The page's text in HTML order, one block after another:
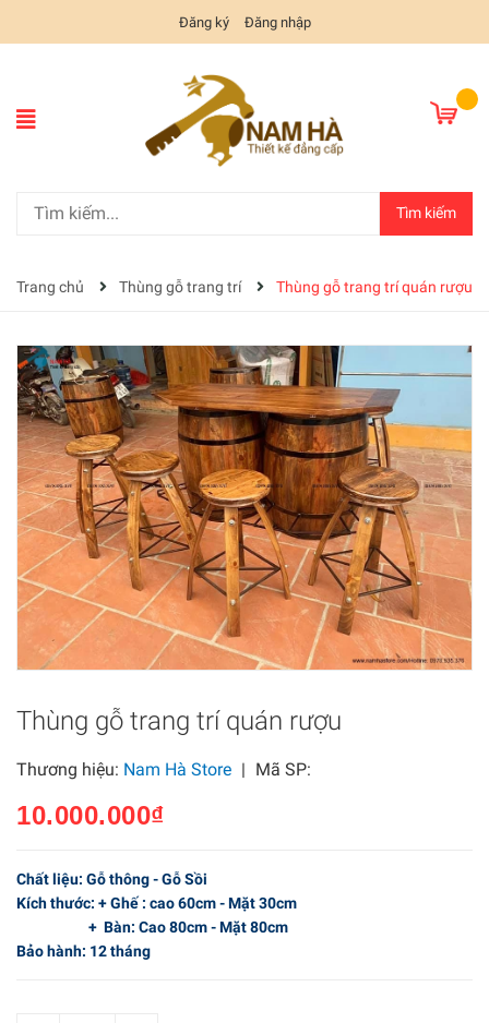
Đăng ký Đăng nhập
Tìm kiếm
Trang chủ Thùng gỗ trang trí Thùng gỗ trang trí quán rượu
Thùng gỗ trang trí quán rượu
Thương hiệu: Nam Hà Store | Mã SP:
10.000.000₫
Chất liệu: Gỗ thông - Gỗ Sồi
Kích thước: + Ghế : cao 60cm - Mặt 30cm
+ Bàn: Cao 80cm - Mặt 80cm
Bảo hành: 12 tháng